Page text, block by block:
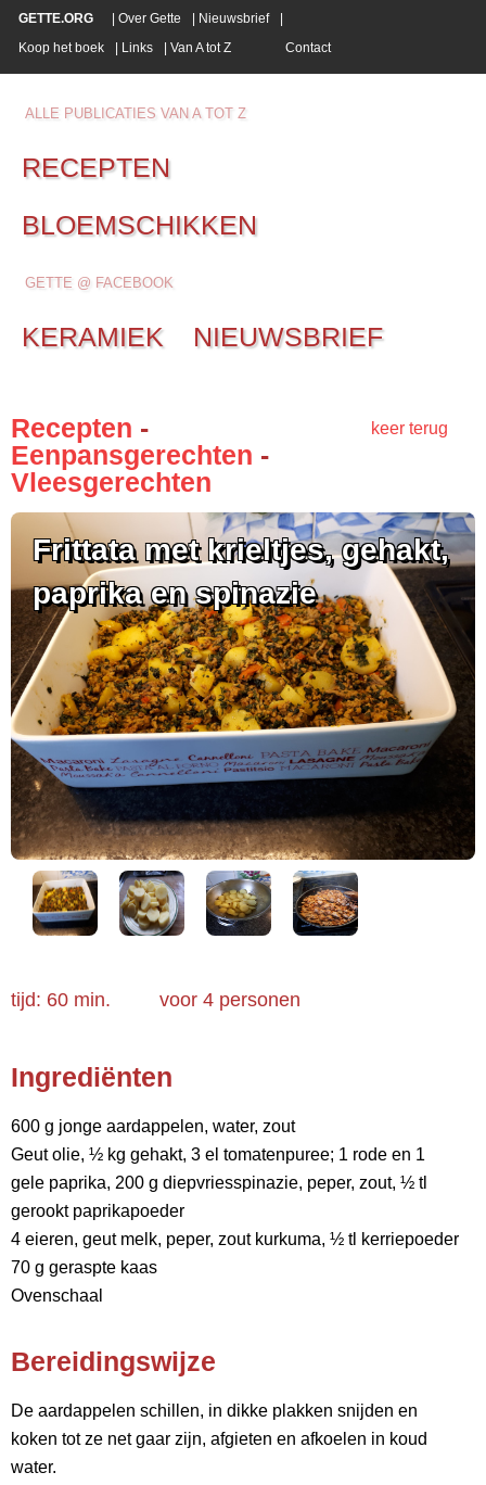
GETTE.ORG Over Gette Nieuwsbrief
Koop het boek
Links Van A tot Z Contact
ALLE PUBLICATIES VAN A TOT Z
RECEPTEN
BLOEMSCHIKKEN
GETTE @ FACEBOOK
KERAMIEK NIEUWSBRIEF
keer terug
Recepten -
Eenpansgerechten -
Vleesgerechten
Frittata met krieltjes, gehakt,
paprika en spinazie
tijd: 60 min. voor 4 personen
Ingrediënten
600 g jonge aardappelen, water, zout
Geut olie, ½ kg gehakt, 3 el tomatenpuree; 1 rode en 1
gele paprika, 200 g diepvriesspinazie, peper, zout, ½ tl
gerookt paprikapoeder
4 eieren, geut melk, peper, zout kurkuma, ½ tl kerriepoeder
70 g geraspte kaas
Ovenschaal
Bereidingswijze
De aardappelen schillen, in dikke plakken snijden en
koken tot ze net gaar zijn, afgieten en afkoelen in koud
water.